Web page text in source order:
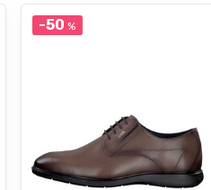
-50 %